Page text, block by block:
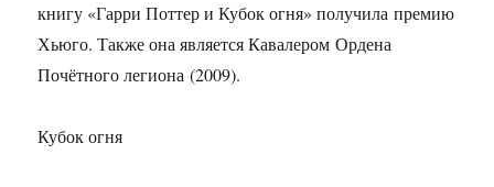
книгу «Гарри Поттер и Кубок огня» получила премию
Хьюго. Также она является Кавалером Ордена
Почётного легиона (2009).
Кубок огня